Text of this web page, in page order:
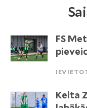
FS
Keita